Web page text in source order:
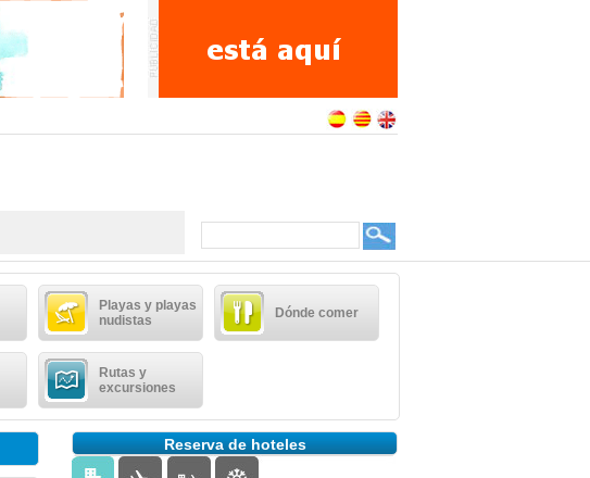
Playas y playas
nudistas
Dónde comer
Rutas y
excursiones
Reserva de hoteles